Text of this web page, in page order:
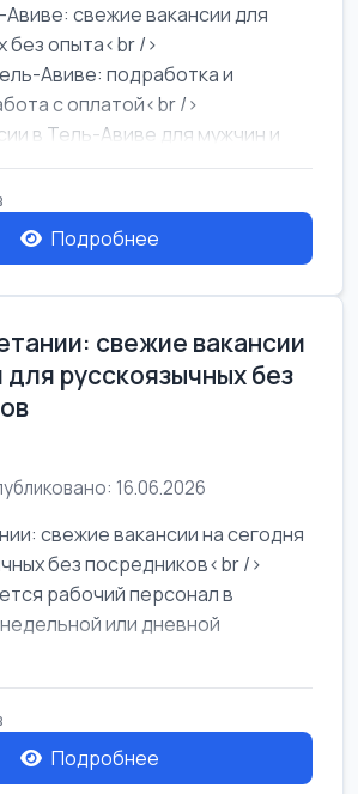
свежие вакансии для
без опыта<br />
Авиве: подработка и
с оплатой<br />
в Тель-Авиве для мужчин и
Подробнее
свежие вакансии
для русскоязычных без
16.06.2026
свежие вакансии на сегодня
без посредников<br />
рабочий персонал в
или дневной
в Нетании дл...
Подробнее